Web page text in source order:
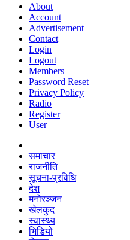
About
Account
Advertisement
Contact
Login
Logout
Members
Password Reset
Privacy Policy
Radio
Register
User
समाचार
राजनीति
सूचना-प्रविधि
देश
मनोरञ्जन
खेलकुद
स्वास्थ्य
भिडियो